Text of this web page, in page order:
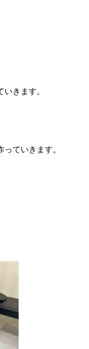
きます。
ていきます。